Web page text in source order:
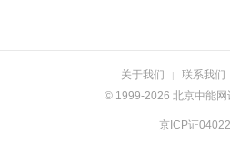
关于我们 | 联系我们
© 1999-2026 北京中能网
京ICP证